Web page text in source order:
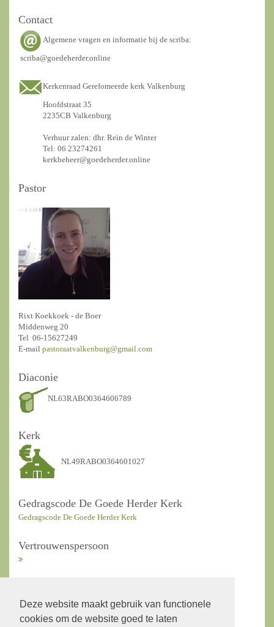
Deze website maakt gebruik van functionele
cookies om de website goed te laten
Contact
Algemene vragen en informatie bij de scriba:
scriba@goedeherder.online
Kerkenraad Gerefomeerde kerk Valkenburg
Hoofdstraat 35
2235CB Valkenburg
Verhuur zalen: dhr. Rein de Winter
Tel: 06 23274261
kerkbeheer@goedeherder.online
Pastor
Rixt Koekkoek - de Boer
Middenweg 20
Tel 06-15627249
E-mail pastoraatvalkenburg@gmail.com
Diaconie
NL63RABO0364606789
Kerk
NL49RABO0364601027
Gedragscode De Goede Herder Kerk
Gedragscode De Goede Herder Kerk
Vertrouwenspersoon